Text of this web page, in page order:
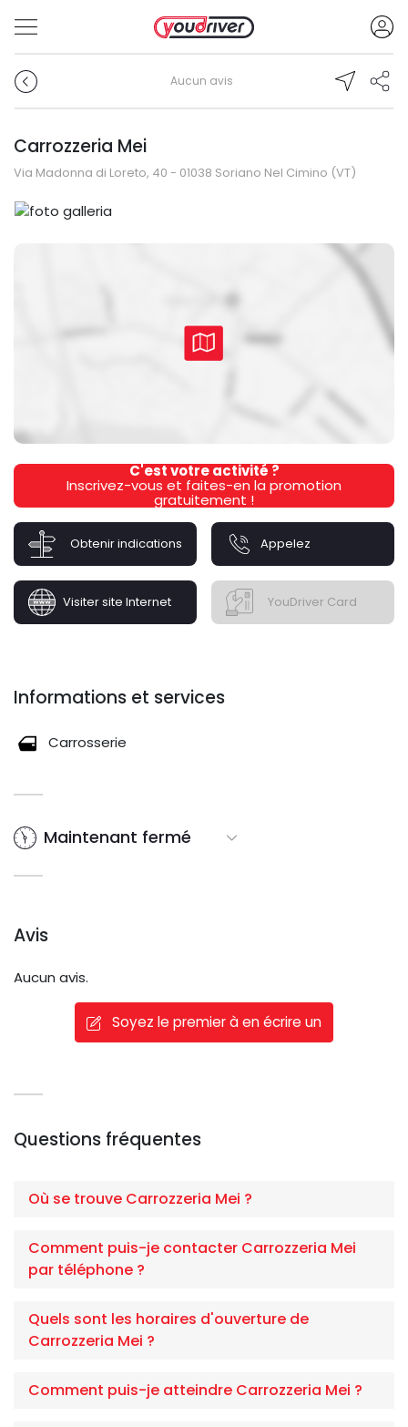
Aucun avis
Carrozzeria Mei
Via Madonna di Loreto, 40 - 01038 Soriano Nel Cimino (VT)
C'est votre activité ?
Inscrivez-vous et faites-en la promotion
gratuitement !
Obtenir indications Appelez
Visiter site Internet YouDriver Card
Informations et services
Carrosserie
Maintenant fermé
Avis
Aucun avis.
Soyez le premier à en écrire un
Questions fréquentes
Où se trouve Carrozzeria Mei ?
Comment puis-je contacter Carrozzeria Mei
par téléphone ?
Quels sont les horaires d'ouverture de
Carrozzeria Mei ?
Comment puis-je atteindre Carrozzeria Mei ?